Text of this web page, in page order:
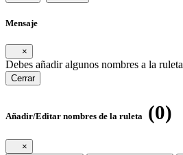
Mensaje
×
Debes añadir algunos nombres a la ruleta
Cerrar
Añadir/Editar nombres de la ruleta (0)
×